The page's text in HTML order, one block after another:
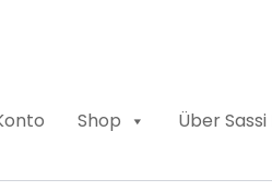
Shop Über Sassi